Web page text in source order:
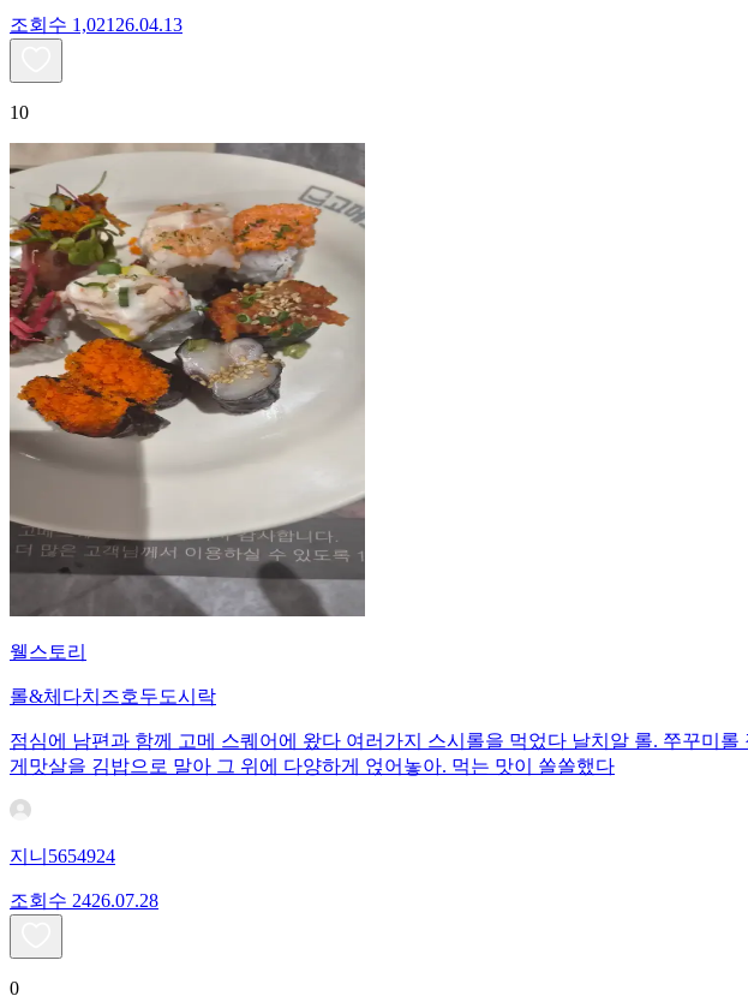
조회수 1,021 26.04.13
10
웰스토리
롤&체다치즈호두도시락
점심에 남편과 함께 고메 스퀘어에 왔다 여러가지 스시롤을 먹었다 날치알 롤. 쭈꾸미
게맛살을 김밥으로 말아 그 위에 다양하게 얹어놓아. 먹는 맛이 쏠쏠했다
지니5654924
조회수 2426.07.28
0